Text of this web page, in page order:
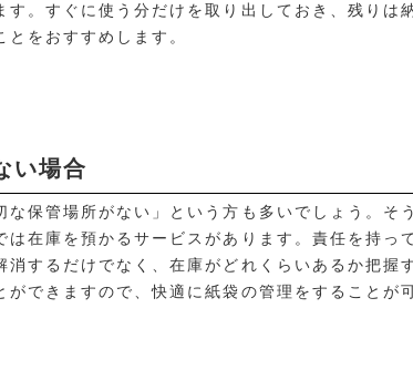
す。すぐに使う分だけを取り出しておき、残りは
とをおすすめします。
い場合
な保管場所がない」という方も多いでしょう。そ
は在庫を預かるサービスがあります。責任を持っ
消するだけでなく、在庫がどれくらいあるか把握
ができますので、快適に紙袋の管理をすることが